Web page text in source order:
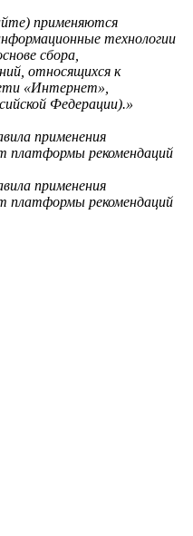
применяются
технологии
сбора,
относящихся к
«Интернет»,
Федерации).»
применения
платформы рекомендаций
применения
платформы рекомендаций